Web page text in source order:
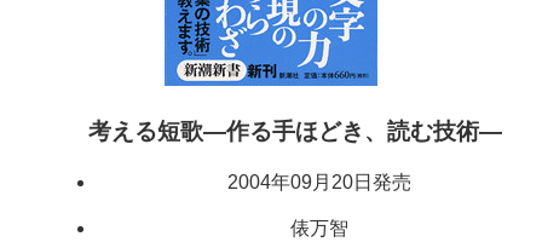
考える短歌―作る手ほどき、読む技術―
2004年09月20日発売
俵万智